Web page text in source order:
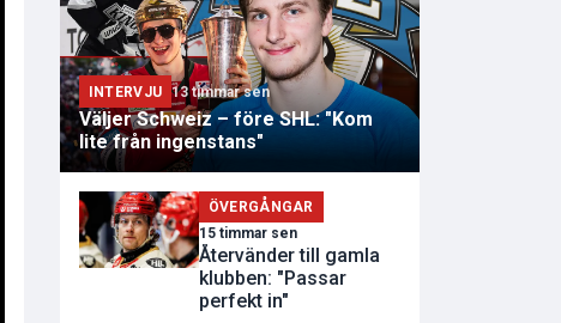
INTERVJU 13 timmar sen
Väljer Schweiz – före SHL: "Kom
lite från ingenstans"
ÖVERGÅNGAR
15 timmar sen
Återvänder till gamla
klubben: "Passar
perfekt in"